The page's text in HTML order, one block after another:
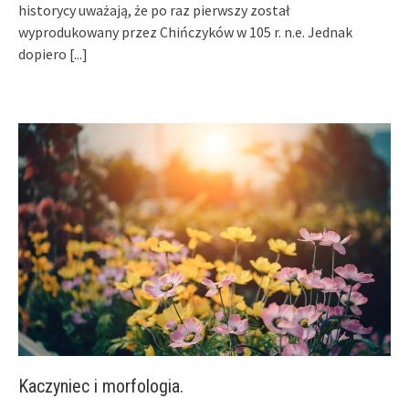
historycy uważają, że po raz pierwszy został
wyprodukowany przez Chińczyków w 105 r. n.e. Jednak
dopiero [...]
Kaczyniec i morfologia.